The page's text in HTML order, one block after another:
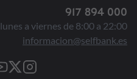
917 894 000
lunes a viernes de 8:00 a 22:00
informacion@selfbank.es